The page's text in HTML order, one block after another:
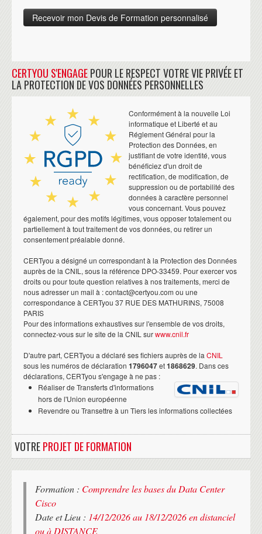
CERTYOU S'ENGAGEPOUR LE RESPECT VOTRE VIE PRIVÉE ET
LA PROTECTION DE VOS DONNÉES PERSONNELLES
Conformément à la nouvelle Loi
informatique et Liberté et au
Réglement Général pour la
Protection des Données, en
justifiant de votre identité, vous
bénéficiez d'un droit de
rectification, de modification, de
suppression ou de portabilité des
données à caractère personnel
vous concernant. Vous pouvez
également, pour des motifs légitimes, vous opposer totalement ou
partiellement à tout traitement de vos données, ou retirer un
consentement préalable donné.
CERTyou a désigné un correspondant à la Protection des Données
auprès de la CNIL, sous la référence DPO-33459. Pour exercer vos
droits ou pour toute question relatives à nos traitements, merci de
nous adresser un mail à : contact@certyou.com ou une
correspondance à CERTyou 37 RUE DES MATHURINS, 75008
PARIS
Pour des informations exhaustives sur l'ensemble de vos droits,
connectez-vous sur le site de la CNIL surwww.cnil.fr
D'autre part, CERTyou a déclaré ses fichiers auprès de la CNIL
sous les numéros de déclaration 1796047et1868629. Dans ces
déclarations, CERTyou s'engage à ne pas :
Réaliser de Transferts d'informations
hors de l'Union européenne
Revendre ou Transettre à un Tiers les informations collectées
VOTREPROJET DE FORMATION
Formation : Comprendre les bases du Data Center
Cisco
Date et Lieu : 14/12/2026 au 18/12/2026 en distanciel
ou à DISTANCE